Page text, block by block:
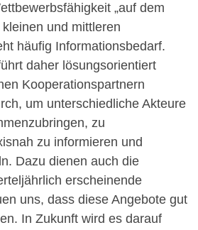
„auf dem
und mittleren
häufig Informationsbedarf.
daher lösungsorientiert
Kooperationspartnern
um unterschiedliche Akteure
zu
zu informieren und
Dazu dienen auch die
erscheinende
uns, dass diese Angebote gut
In Zukunft wird es darauf